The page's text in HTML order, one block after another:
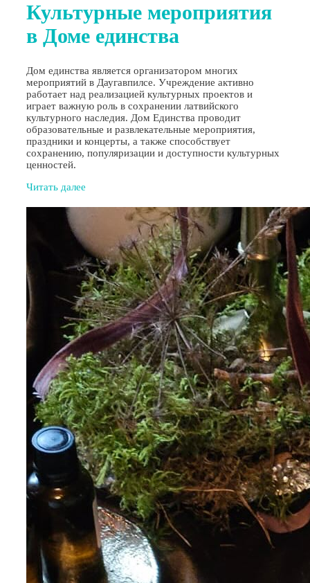
Культурные мероприятия
в Доме единства
Дом единства является организатором многих
мероприятий в Даугавпилсе. Учреждение активно
работает над реализацией культурных проектов и
играет важную роль в сохранении латвийского
культурного наследия. Дом Единства проводит
образовательные и развлекательные мероприятия,
праздники и концерты, а также способствует
сохранению, популяризации и доступности культурных
ценностей.
Читать далее